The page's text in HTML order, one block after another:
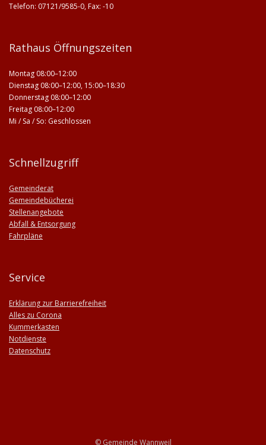
Telefon: 07121/9585-0, Fax: -10
Rathaus Öffnungszeiten
Montag 08:00–12:00
Dienstag 08:00–12:00, 15:00–18:30
Donnerstag 08:00–12:00
Freitag 08:00–12:00
Mi / Sa / So: Geschlossen
Schnellzugriff
Gemeinderat
Gemeindebücherei
Stellenangebote
Abfall & Entsorgung
Fahrpläne
Service
Erklärung zur Barrierefreiheit
Alles zu Corona
Kummerkasten
Notdienste
Datenschutz
© Gemeinde Wannweil